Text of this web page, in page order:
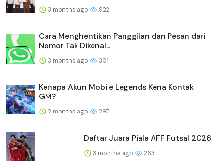
3 months ago 922
Cara Menghentikan Panggilan dan Pesan dari
Nomor Tak Dikenal...
3 months ago 301
Kenapa Akun Mobile Legends Kena Kontak
GM?
2 months ago 297
Daftar Juara Piala AFF Futsal 2026
3 months ago 263